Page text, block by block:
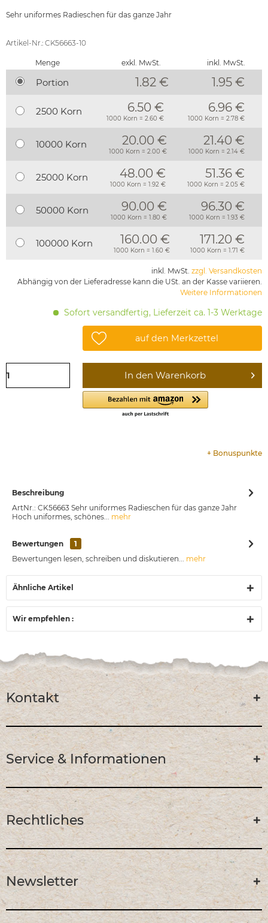
Sehr uniformes Radieschen für das ganze Jahr
Artikel-Nr.: CK56663-10
Menge exkl. MwSt. inkl. MwSt.
Portion 1.82 € 1.95 €
2500 Korn 6.50 €
1000 Korn = 2.60 €
6.96 €
1000 Korn = 2.78 €
10000 Korn 20.00 €
1000 Korn = 2.00 €
21.40 €
1000 Korn = 2.14 €
25000 Korn 48.00 €
1000 Korn = 1.92 €
51.36 €
1000 Korn = 2.05 €
50000 Korn 90.00 €
1000 Korn = 1.80 €
96.30 €
1000 Korn = 1.93 €
100000 Korn 160.00 €
1000 Korn = 1.60 €
171.20 €
1000 Korn = 1.71 €
inkl. MwSt. zzgl. Versandkosten
Abhängig von der Lieferadresse kann die USt. an der Kasse variieren.
Weitere Informationen
Sofort versandfertig, Lieferzeit ca. 1-3 Werktage
auf den Merkzettel
In den Warenkorb
+ Bonuspunkte
Beschreibung
ArtNr.: CK56663 Sehr uniformes Radieschen für das ganze Jahr
Hoch uniformes, schönes... mehr
Bewertungen
1
Bewertungen lesen, schreiben und diskutieren... mehr
Ähnliche Artikel
Wir empfehlen :
Kontakt
Service & Informationen
Rechtliches
Newsletter